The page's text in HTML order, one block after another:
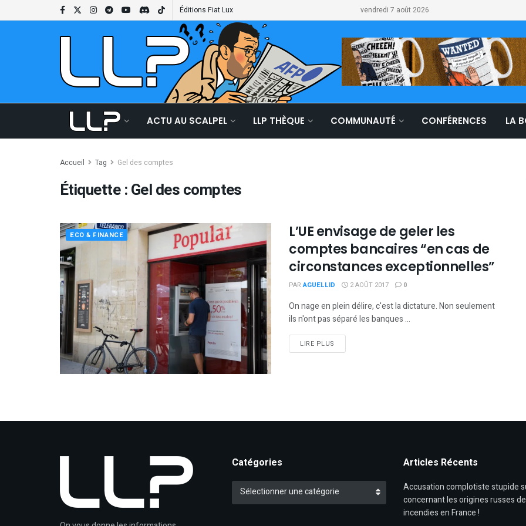
Éditions Fiat Lux vendredi 7 août 2026
ACTU AU SCALPEL LLP THÈQUE COMMUNAUTÉ CONFÉRENCES LA
Accueil Tag Gel des comptes
Étiquette :Gel des comptes
ECO & FINANCE
L’UE envisage de geler les
comptes bancaires “en cas de
circonstances exceptionnelles”
PAR AGUELLID 2 AOÛT 2017 0
On nage en plein délire, c'est la dictature. Non seulement
ils n'ont pas séparé les banques ...
LIRE PLUS
Catégories
Catégories
Sélectionner une catégorie
Articles Récents
Accusation complotiste stupide
concernant les origines russes
incendies en France !